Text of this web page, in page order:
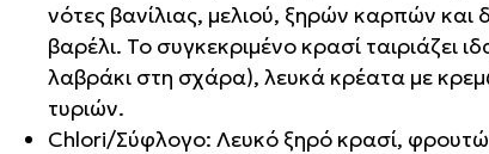
νότες βανίλιας, μελιού, ξηρών καρπών
βαρέλι. Το συγκεκριμένο κρασί ταιριάζει
λαβράκι στη σχάρα), λευκά κρέατα με
τυριών.
Chlori/Σύφλογο: Λευκό ξηρό κρασί,